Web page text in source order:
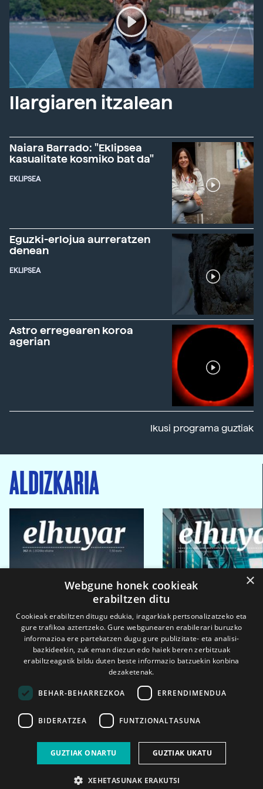
Ilargiaren itzalean
Naiara Barrado: "Eklipsea
kasualitate kosmiko bat da"
EKLIPSEA
Eguzki-erlojua aurreratzen
denean
EKLIPSEA
Astro erregearen koroa
agerian
Ikusi programa guztiak
ALDIZKARIA
2026ko eka. 1a 2026ko mar. 1a
×
Webgune honek cookieak
erabiltzen ditu
Cookieak erabiltzen ditugu edukia, iragarkiak pertsonalizatzeko eta
gure trafikoa aztertzeko. Gure webgunearen erabilerari buruzko
informazioa ere partekatzen dugu gure publizitate- eta analisi-
bazkideekin, zuk eman diezun edo haiek beren zerbitzuak
erabiltzeagatik bildu duten beste informazio batzuekin konbina
dezaketenak.
BEHAR-BEHARREZKOA ERRENDIMENDUA
BIDERATZEA FUNTZIONALTASUNA
GUZTIAK ONARTU GUZTIAK UKATU
XEHETASUNAK ERAKUTSI